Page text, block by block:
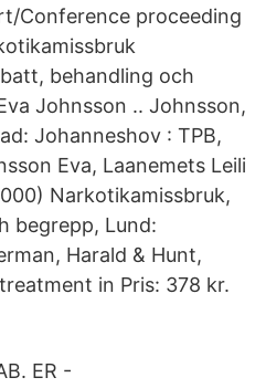
Conference proceeding
behandling och
Johnsson .. Johnsson,
Johanneshov : TPB,
Eva, Laanemets Leili
Narkotikamissbruk,
begrepp, Lund:
Harald & Hunt,
in Pris: 378 kr.
ER -